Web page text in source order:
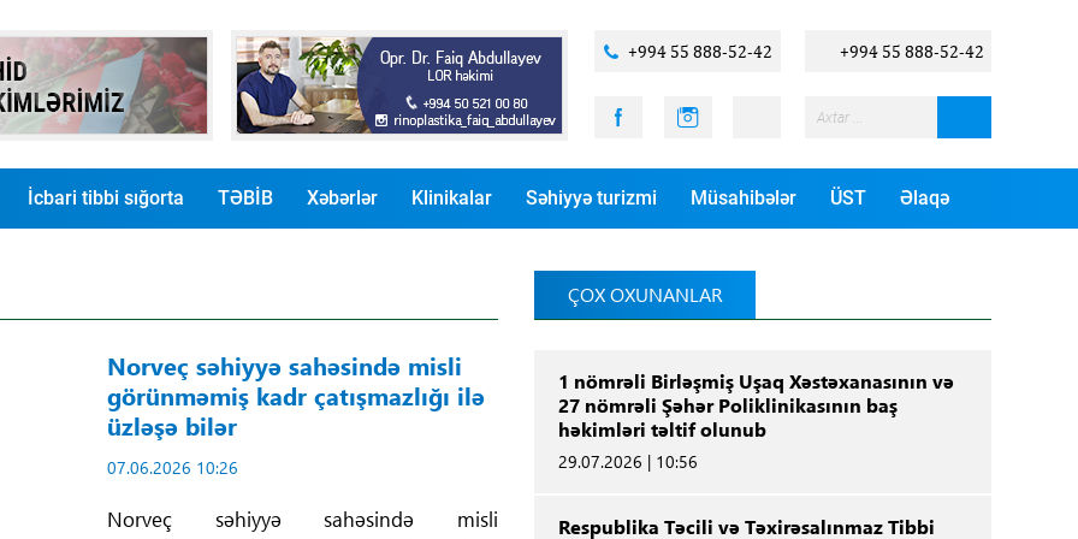
+994 55 888-52-42 +994 55 888-52-42
İcbari tibbi sığorta TƏBİB Xəbərlər Klinikalar Səhiyyə turizmi Müsahibələr ÜST Əlaqə
Norveç səhiyyə sahəsində misli
görünməmiş kadr çatışmazlığı ilə
üzləşə bilər
07.06.2026 10:26
Norveç səhiyyə sahəsində misli
ÇOX OXUNANLAR
1 nömrəli Birləşmiş Uşaq Xəstəxanasının və
27 nömrəli Şəhər Poliklinikasının baş
həkimləri təltif olunub
29.07.2026 | 10:56
Respublika Təcili və Təxirəsalınmaz Tibbi